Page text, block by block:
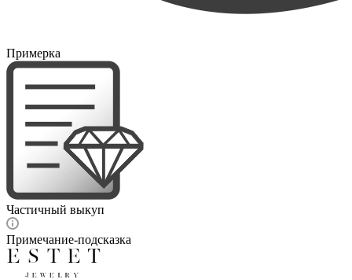
Примерка
Частичный выкуп
Примечание-подсказка